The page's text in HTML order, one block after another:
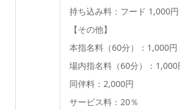
持ち込み料：フード 1,000
【その他】
本指名料（60分）：1,000円
場内指名料（60分）：1,000
同伴料：2,000円
サービス料：20％